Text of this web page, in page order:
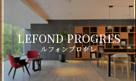
LEFOND PROGRES
ルフォンプログレ